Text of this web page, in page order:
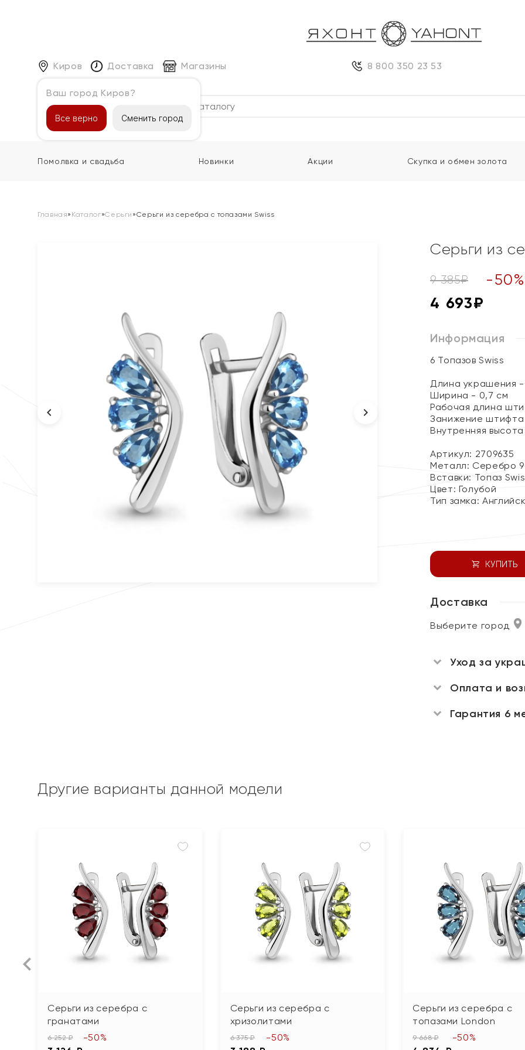
Киров
Ваш город Киров?
Все верно Сменить город
Доставка Магазины 8 800 350 23 53
Каталог
Помолвка и свадьба Новинки Акции Скупка и обмен золота
Главная» Каталог»Серьги »Серьги из серебра с топазами Swiss
Серьги из
9 385₽ -50
4 693₽
Информация
6 Топазов Swiss
Длина украшения
Ширина - 0,7 см
Рабочая длина
Занижение
Внутренняя
Артикул: 2709635
Металл: Серебро
Вставки: Топаз
Цвет: Голубой
Тип замка:
КУПИТЬ
Доставка
Выберите город
Уход за
Оплата и
Гарантия 6
Другие варианты данной модели
Серьги из серебра с
гранатами
6 252 ₽ -50%
Серьги из серебра с
хризолитами
6 375 ₽ -50%
Серьги из серебра с
топазами London
9 668 ₽ -50%